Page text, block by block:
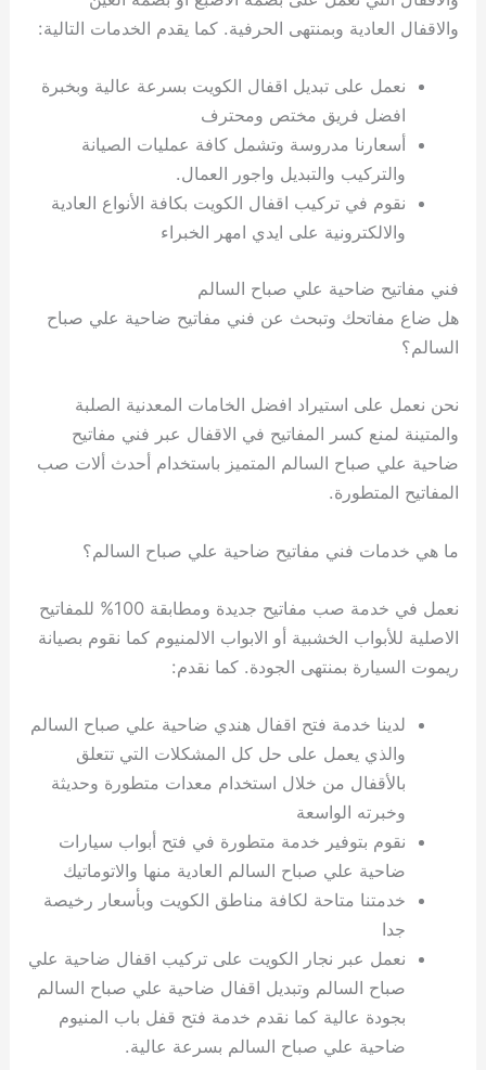
والاقفال العادية وبمنتهى الحرفية. كما يقدم الخدمات التالية:
نعمل على تبديل اقفال الكويت بسرعة عالية وبخبرة
افضل فريق مختص ومحترف
أسعارنا مدروسة وتشمل كافة عمليات الصيانة
والتركيب والتبديل واجور العمال.
نقوم في تركيب اقفال الكويت بكافة الأنواع العادية
والالكترونية على ايدي امهر الخبراء
فني مفاتيح ضاحية علي صباح السالم
هل ضاع مفاتحك وتبحث عن فني مفاتيح ضاحية علي صباح
السالم؟
نحن نعمل على استيراد افضل الخامات المعدنية الصلبة
والمتينة لمنع كسر المفاتيح في الاقفال عبر فني مفاتيح
ضاحية علي صباح السالم المتميز باستخدام أحدث ألات صب
المفاتيح المتطورة.
ما هي خدمات فني مفاتيح ضاحية علي صباح السالم؟
نعمل في خدمة صب مفاتيح جديدة ومطابقة 100% للمفاتيح
الاصلية للأبواب الخشبية أو الابواب الالمنيوم كما نقوم بصيانة
ريموت السيارة بمنتهى الجودة. كما نقدم:
لدينا خدمة فتح اقفال هندي ضاحية علي صباح السالم
والذي يعمل على حل كل المشكلات التي تتعلق
بالأقفال من خلال استخدام معدات متطورة وحديثة
وخبرته الواسعة
نقوم بتوفير خدمة متطورة في فتح أبواب سيارات
ضاحية علي صباح السالم العادية منها والاتوماتيك
خدمتنا متاحة لكافة مناطق الكويت وبأسعار رخيصة
جدا
نعمل عبر نجار الكويت على تركيب اقفال ضاحية علي
صباح السالم وتبديل اقفال ضاحية علي صباح السالم
بجودة عالية كما نقدم خدمة فتح قفل باب المنيوم
ضاحية علي صباح السالم بسرعة عالية.